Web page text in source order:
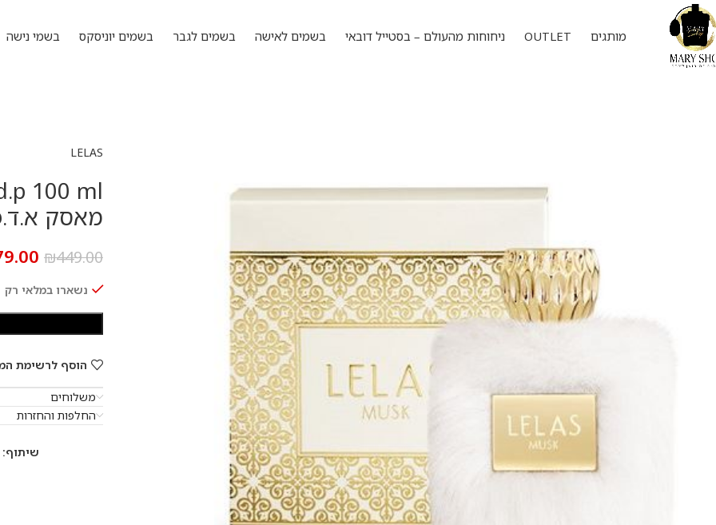
מותגים OUTLET ניחוחות מהעולם – בסטייל דובאי בשמים לאישה בשמים לגבר בשמים יוניסקס בשמי נישה
LELAS
מאסק א.ד.פ 100
₪449.00
נשארו במלאי רק 1
הוסף לרשימת
משלוחים
החלפות והחזרות
שיתוף: